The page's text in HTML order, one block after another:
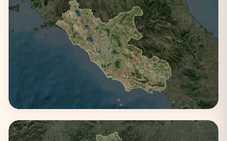
Emilia-Romagna
4 città